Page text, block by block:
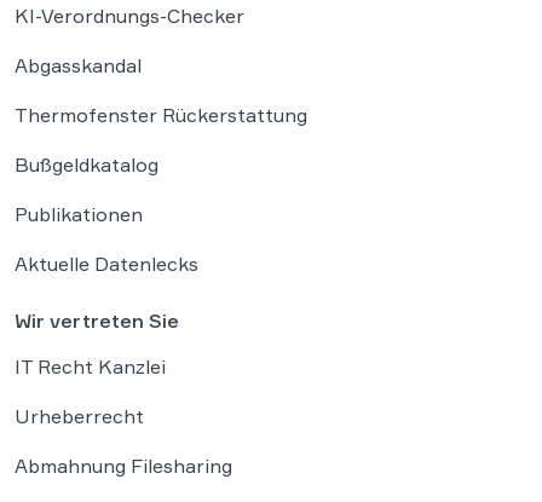
KI-Verordnungs-Checker
Abgasskandal
Thermofenster Rückerstattung
Bußgeldkatalog
Publikationen
Aktuelle Datenlecks
Wir vertreten Sie
IT Recht Kanzlei
Urheberrecht
Abmahnung Filesharing